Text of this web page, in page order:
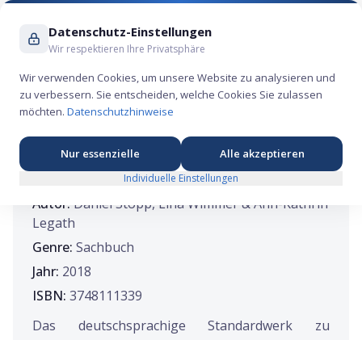
Suche ...
FINANZBÜCHER
4
Autor: Daniel Stopp, Lina Wimmer & Ann-Kathrin
Legath
Genre: Sachbuch
Jahr: 2018
ISBN: 3748111339
Das deutschsprachige Standardwerk zu
Datenschutz-Einstellungen
Wir respektieren Ihre Privatsphäre
Wir verwenden Cookies, um unsere Website zu analysieren und
zu verbessern. Sie entscheiden, welche Cookies Sie zulassen
möchten. Datenschutzhinweise
Nur essenzielle Alle akzeptieren
Individuelle Einstellungen